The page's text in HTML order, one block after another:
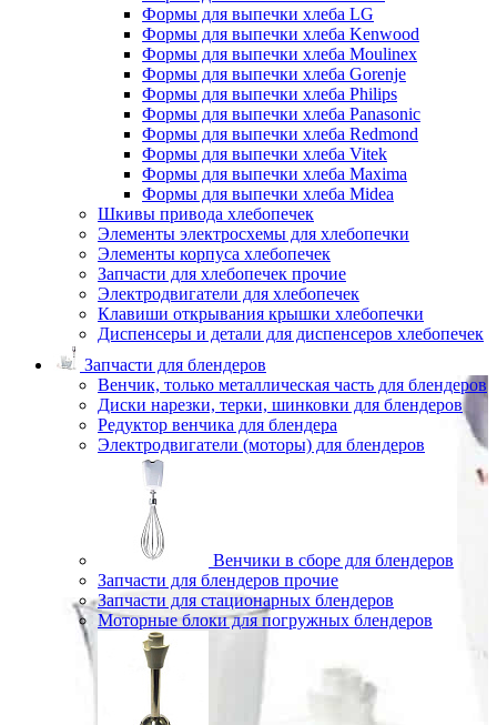
Формы для выпечки хлеба LG
Формы для выпечки хлеба Kenwood
Формы для выпечки хлеба Moulinex
Формы для выпечки хлеба Gorenje
Формы для выпечки хлеба Philips
Формы для выпечки хлеба Panasonic
Формы для выпечки хлеба Redmond
Формы для выпечки хлеба Vitek
Формы для выпечки хлеба Maxima
Формы для выпечки хлеба Midea
Шкивы привода хлебопечек
Элементы электросхемы для хлебопечки
Элементы корпуса хлебопечек
Запчасти для хлебопечек прочие
Электродвигатели для хлебопечек
Клавиши открывания крышки хлебопечки
Диспенсеры и детали для диспенсеров хлебопечек
Запчасти для блендеров
Венчик, только металлическая часть для блендеров
Диски нарезки, терки, шинковки для блендеров
Редуктор венчика для блендера
Электродвигатели (моторы) для блендеров
Венчики в сборе для блендеров
Запчасти для блендеров прочие
Запчасти для стационарных блендеров
Моторные блоки для погружных блендеров